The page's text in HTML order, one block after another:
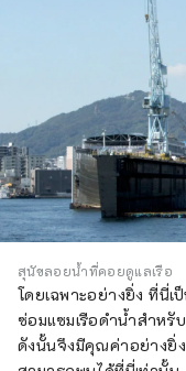
สุนัขลอยน้ำที่คอยดูแลเรือ
โดยเฉพาะอย่างยิ่ง ที่นี่
ซ่อมแซมเรือดำน้ำสำหรั
ดังนั้นจึงมีคุณค่าอย่างยิ่